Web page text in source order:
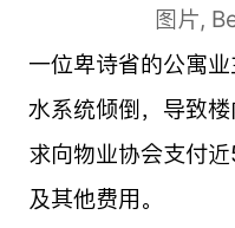
图片,
一位卑诗省的公寓
水系统倾倒，导致
求向物业协会支付
及其他费用。